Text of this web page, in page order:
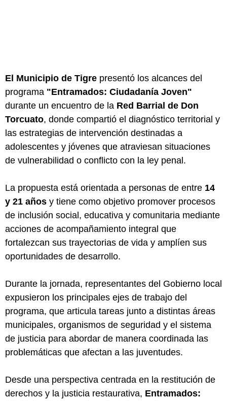
El Municipio de Tigre presentó los alcances del
programa "Entramados: Ciudadanía Joven"
durante un encuentro de la Red Barrial de Don
Torcuato, donde compartió el diagnóstico territorial y
las estrategias de intervención destinadas a
adolescentes y jóvenes que atraviesan situaciones
de vulnerabilidad o conflicto con la ley penal.
La propuesta está orientada a personas de entre 14
y 21 años y tiene como objetivo promover procesos
de inclusión social, educativa y comunitaria mediante
acciones de acompañamiento integral que
fortalezcan sus trayectorias de vida y amplíen sus
oportunidades de desarrollo.
Durante la jornada, representantes del Gobierno local
expusieron los principales ejes de trabajo del
programa, que articula tareas junto a distintas áreas
municipales, organismos de seguridad y el sistema
de justicia para abordar de manera coordinada las
problemáticas que afectan a las juventudes.
Desde una perspectiva centrada en la restitución de
derechos y la justicia restaurativa, Entramados: